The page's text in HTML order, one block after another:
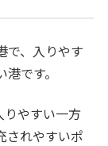
で、入りやす
です。
りやすい一方
されやすいポ